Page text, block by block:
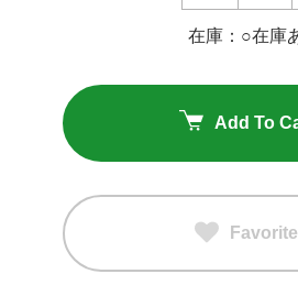
在庫：○在庫
Add To
Favorite